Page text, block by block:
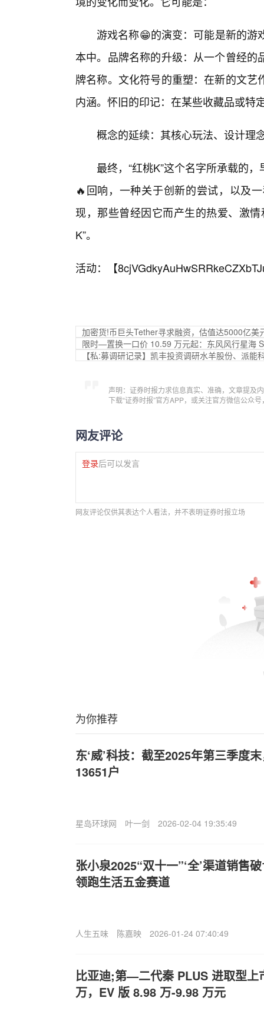
游戏名称😁的演变：可能是新的游
本中。品牌名称的升级：从一个曾经
牌名称。文化符号的重塑：在新的文
内涵。怀旧的印记：在某些收藏品或特
概念的延续：其核心玩法、设计理
最终，“红桃K”这个名字所承载的
🔥回响，一种关于创新的尝试，以及
现，那些曾经因它而产生的热爱、激
K”。
活动：【
加密货!币巨头Tether寻求融资，估值达5000亿美
限时—置换一口价 10.59 万元起：东风风行星海
【私:募调研记录】凯丰投资调研水羊股份、派能
声明：证券时报力求信息真实、准确，文章提及
下载“证券时报”官方APP，或关注官方微信公众
网友评论
登录后可以发言
网友评论仅供其表达个人看法，并不表明证券时报立场
为你推荐
东‘威’科技：截至2025年第三季度
13651户
星岛环球网 叶一剑 2026-02-04 19:35:49
张小泉2025“双十一”‘全’渠道销售
领跑生活五金赛道
人生五味 陈嘉映 2026-01-24 07:40:49
比亚迪;第—二代秦 PLUS 进取型上
万，EV 版 8.98 万-9.98 万元